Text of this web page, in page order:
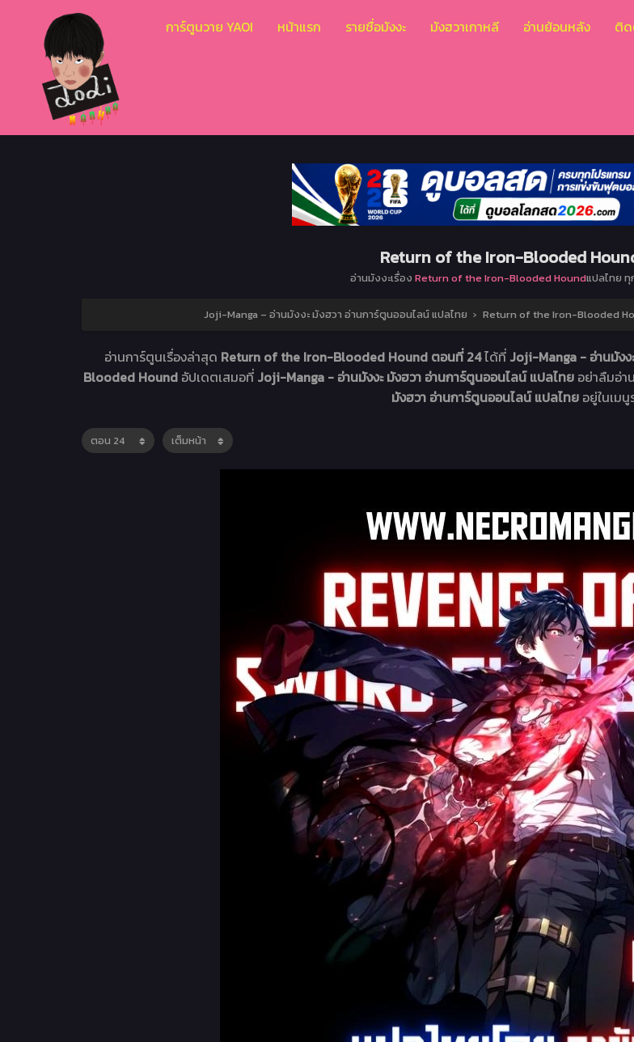
การ์ตูนวาย YAOI หน้าแรก รายชื่อมังงะ มังฮวาเกาหลี อ่านย้อนหลัง ติ
Return of the Iron-Blooded
อ่านมังงะเรื่อง Return of the Iron-Blooded Houndแปลไทย
Joji-Manga – อ่านมังงะ มังฮวา อ่านการ์ตูนออนไลน์ แปลไทย › Return of the Iron-Blooded
อ่านการ์ตูนเรื่องล่าสุด Return of the Iron-Blooded Hound ตอนที่ 24ได้ที่ Joji-Manga - อ่านมัง
Blooded Hound อัปเดตเสมอที่ Joji-Manga - อ่านมังงะ มังฮวา อ่านการ์ตูนออนไลน์ แปลไทย อย่าลืมอ่า
มังฮวา อ่านการ์ตูนออนไลน์ แปลไทย อยู่ในเมนู